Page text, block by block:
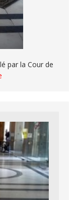
par la Cour de